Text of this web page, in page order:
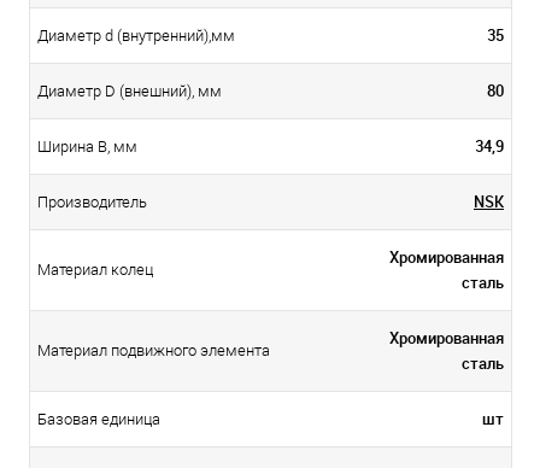
Диаметр d (внутренний),мм 35
Диаметр D (внешний), мм 80
Ширина B, мм 34,9
Производитель NSK
Материал колец
Хромированная
сталь
Материал подвижного элемента
Хромированная
сталь
Базовая единица шт